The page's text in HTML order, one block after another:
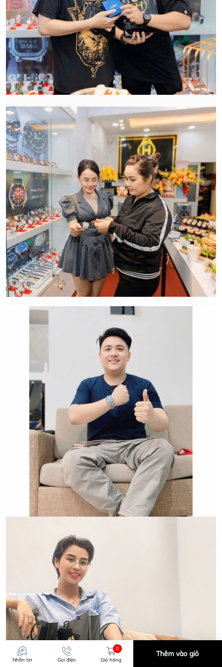
HWATCH Chuyên Nhập khẩu Và Phân Phối Các Loại
Đồng Hồ Chính Hãng
CẢM ƠN QUÝ KHÁCH ĐÃ TIN TƯỞNG VÀ ỦNG HỘ
HWATCH CHUYÊN NHẬP KHẨU và PHÂN PHỐI CÁC
LOẠI ĐỒNG HỒ CHÍNH HÃNG.
hàng:
CẢM ƠN QUÝ KHÁCH ĐÃ TIN TƯỞNG VÀ ỦNG HỘ
HWATCH CHUYÊN NHẬP KHẨU và PHÂN PHỐI CÁC
LOẠI ĐỒNG HỒ CHÍNH HÃNG.
Nhắn tin Gọi điện
0
Giỏ hàng
Thêm vào giỏ